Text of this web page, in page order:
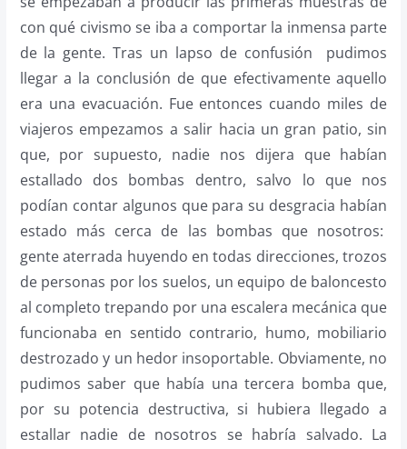
con qué civismo se iba a comportar la inmensa parte
de la gente. Tras un lapso de confusión pudimos
llegar a la conclusión de que efectivamente aquello
era una evacuación. Fue entonces cuando miles de
viajeros empezamos a salir hacia un gran patio, sin
que, por supuesto, nadie nos dijera que habían
estallado dos bombas dentro, salvo lo que nos
podían contar algunos que para su desgracia habían
estado más cerca de las bombas que nosotros:
gente aterrada huyendo en todas direcciones, trozos
de personas por los suelos, un equipo de baloncesto
al completo trepando por una escalera mecánica que
funcionaba en sentido contrario, humo, mobiliario
destrozado y un hedor insoportable. Obviamente, no
pudimos saber que había una tercera bomba que,
por su potencia destructiva, si hubiera llegado a
estallar nadie de nosotros se habría salvado. La